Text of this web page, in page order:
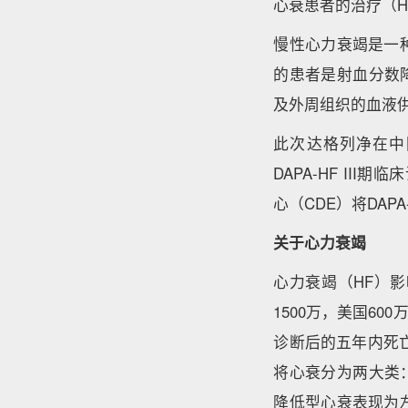
心衰患者的治疗（
慢性心力衰竭是一
的患者是射血分数
及外周组织的血液
此次达格列净在
DAPA-HF III期临
心（CDE）将
关于心力衰竭
心力衰竭（HF）
1500万，美国600
诊断后的五年内死
将心衰分为两大类
降低型心衰表现为